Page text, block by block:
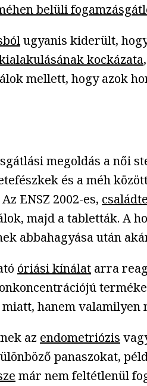
belüli
ugyanis kiderült,
kockázata
mellett, hogy azok
megoldás a női
és a méh
ENSZ 2002-es,
majd a tabletták. A
abbahagyása után
óriási kínálat arra
hanem valamilyen
az endometriózis
panaszokat,
már nem feltétlenül